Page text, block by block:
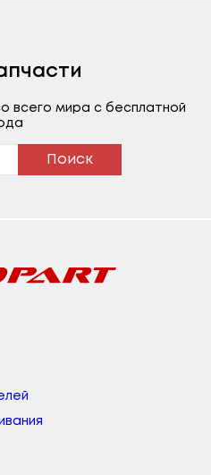
всего мира с бесплатной
Поиск